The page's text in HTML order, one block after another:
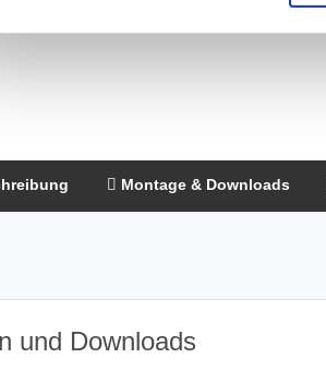
Montage & Downloads
und Downloads